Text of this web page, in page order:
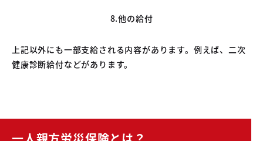
8.他の給付
上記以外にも一部支給される内容があります。例えば、二次
健康診断給付などがあります。